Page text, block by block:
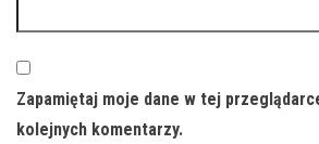
Zapamiętaj moje dane w tej
kolejnych komentarzy.